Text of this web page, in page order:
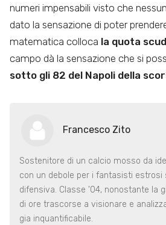
numeri impensabili visto che
dato la sensazione di poter
matematica colloca la quota
campo dà la sensazione che si
sotto gli 82 del Napoli della
Francesco Zito
Sostenitore di un calcio mosso da
con un debole per i fantasisti estrosi
difensiva. Classe '04, nonostante la
di ore trascorse a visionare e
gia inquantificabile.